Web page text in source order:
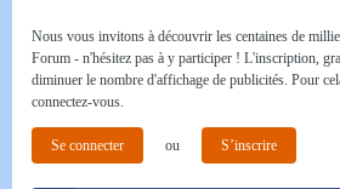
Nous vous invitons à découvrir les centaines de
Forum - n'hésitez pas à y participer ! L'inscription,
diminuer le nombre d'affichage de publicités. Pour
connectez-vous.
Se connecter ou S’inscrire